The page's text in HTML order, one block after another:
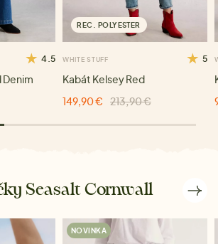
4.5
Denim
REC. POLYESTER
WHITE STUFF 5
Kabát Kelsey Red
149,90 €
213,90 €
Seasalt Cornwall
NOVINKA